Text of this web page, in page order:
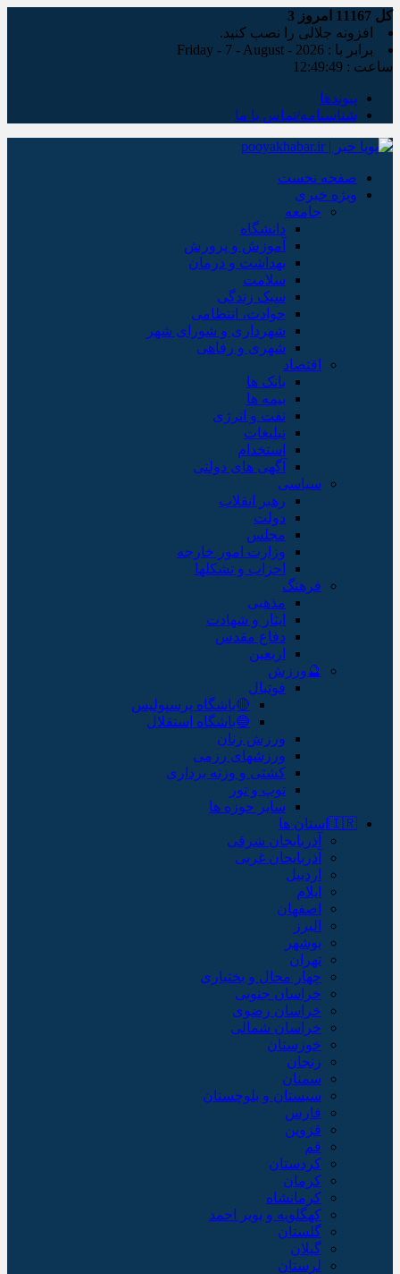
کل امروز 3
افزونه جلالی را نصب کنید.
برابر با : Friday - 7 - August - 2026
ساعت : 12:49:50
پیوندها
شناسنامه/تماس با ما
صفحه نخست
ویژه خبری
جامعه
دانشگاه
آموزش و پرورش
بهداشت و درمان
سلامت
سبک زندگی
حوادث، انتظامی
شهرداری و شورای شهر
شهری و رفاهی
اقتصاد
بانک ها
بیمه ها
نفت و انرژی
تبلیغات
استخدام
آگهی های دولتی
سیاسی
رهبر انقلاب
دولت
مجلس
وزارت امور خارجه
احزاب و تشکلها
فرهنگ
مذهبی
ایثار و شهادت
دفاع مقدس
اربعین
🔮ورزش
فوتبال
🔴باشگاه پرسپولیس
🔵باشگاه استقلال
ورزش زنان
ورزشهای رزمی
کشتی و وزنه برداری
توپ و تور
سایر حوزه ها
🇮🇷استان ها
آذربایجان شرقی
آذربایجان غربی
اردبیل
ایلام
اصفهان
البرز
بوشهر
تهران
چهار محال و بختیاری
خراسان جنوبی
خراسان رضوی
خراسان شمالی
خوزستان
زنجان
سمنان
سیستان و بلوچستان
فارس
قزوین
قم
کردستان
کرمان
کرمانشاه
کهگلویه و بویر احمد
گلستان
گیلان
لرستان